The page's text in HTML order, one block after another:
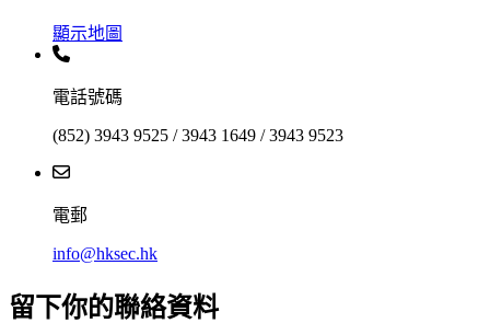
顯示地圖
電話號碼
(852) 3943 9525 / 3943 1649 / 3943 9523
電郵
info@hksec.hk
留下你的聯絡資料